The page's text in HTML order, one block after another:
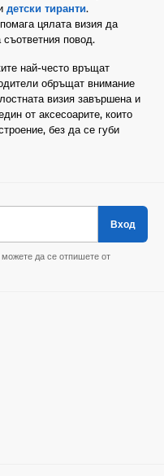
детски тиранти.
цялата визия да
повод.
най-често връщат
обръщат внимание
визия завършена и
от аксесоарите, които
без да се губи
Вход
можете да се отпишете от